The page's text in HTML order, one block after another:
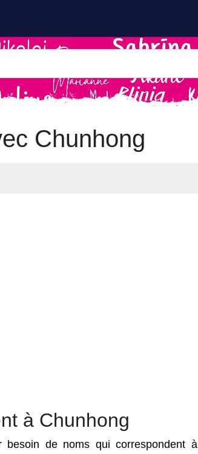
Chunhong
à Chunhong
de noms qui correspondent à